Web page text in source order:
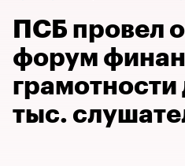
ПСБ провел
форум
тыс.